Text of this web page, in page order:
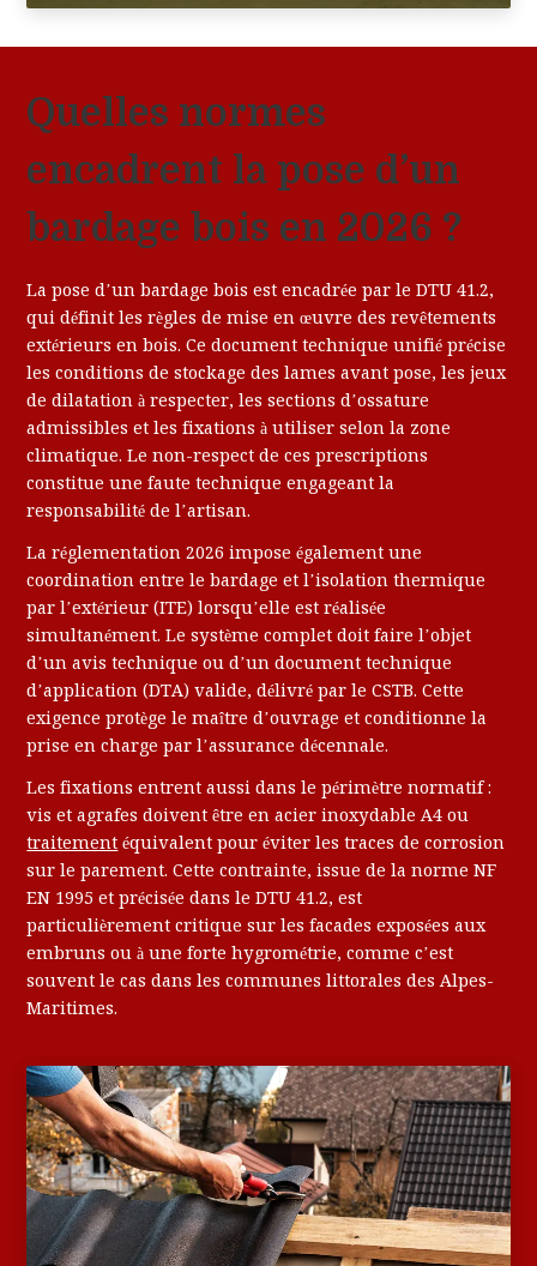
Quelles normes
encadrent la pose d’un
bardage bois en 2026 ?
La pose d’un bardage bois est encadrée par le DTU 41.2,
qui définit les règles de mise en œuvre des revêtements
extérieurs en bois. Ce document technique unifié précise
les conditions de stockage des lames avant pose, les jeux
de dilatation à respecter, les sections d’ossature
admissibles et les fixations à utiliser selon la zone
climatique. Le non-respect de ces prescriptions
constitue une faute technique engageant la
responsabilité de l’artisan.
La réglementation 2026 impose également une
coordination entre le bardage et l’isolation thermique
par l’extérieur (ITE) lorsqu’elle est réalisée
simultanément. Le système complet doit faire l’objet
d’un avis technique ou d’un document technique
d’application (DTA) valide, délivré par le CSTB. Cette
exigence protège le maître d’ouvrage et conditionne la
prise en charge par l’assurance décennale.
Les fixations entrent aussi dans le périmètre normatif :
vis et agrafes doivent être en acier inoxydable A4 ou
traitement équivalent pour éviter les traces de corrosion
sur le parement. Cette contrainte, issue de la norme NF
EN 1995 et précisée dans le DTU 41.2, est
particulièrement critique sur les facades exposées aux
embruns ou à une forte hygrométrie, comme c’est
souvent le cas dans les communes littorales des Alpes-
Maritimes.